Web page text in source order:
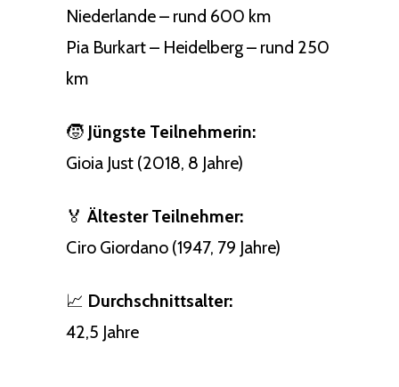
Niederlande – rund 600 km
Pia Burkart – Heidelberg – rund 250
km
🧒 Jüngste Teilnehmerin:
Gioia Just (2018, 8 Jahre)
🏅 Ältester Teilnehmer:
Ciro Giordano (1947, 79 Jahre)
📈 Durchschnittsalter:
42,5 Jahre